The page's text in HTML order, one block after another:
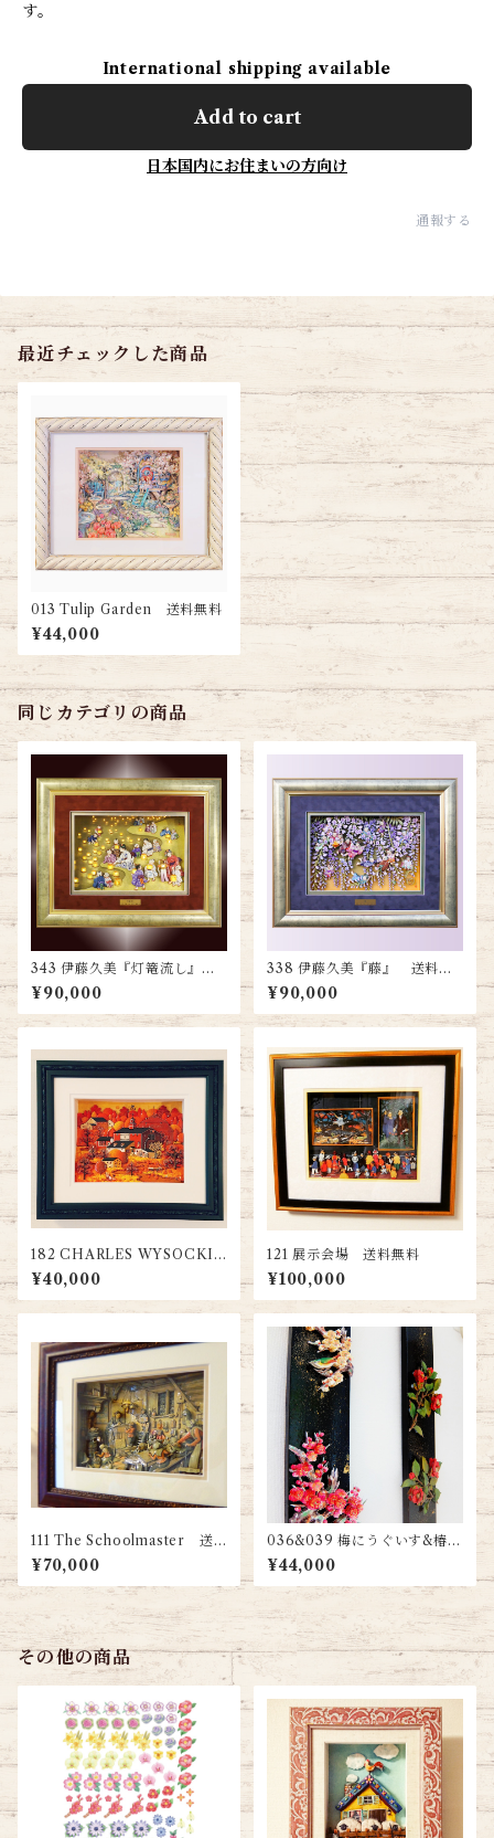
す。
International shipping available
Add to cart
日本国内にお住まいの方向け
通報する
最近チェックした商品
013 Tulip Garden 送料無料
¥44,000
同じカテゴリの商品
343 伊藤久美『灯篭流し』
送料無料
¥90,000
338 伊藤久美『藤』 送料無
料
¥90,000
182 CHARLES WYSOCKI
『秋』 送料無料
¥40,000
121 展示会場 送料無料
¥100,000
111 The Schoolmaster 送
料無料
¥70,000
036&039 梅にうぐいす&椿
２本セット 送料無料
¥44,000
その他の商品